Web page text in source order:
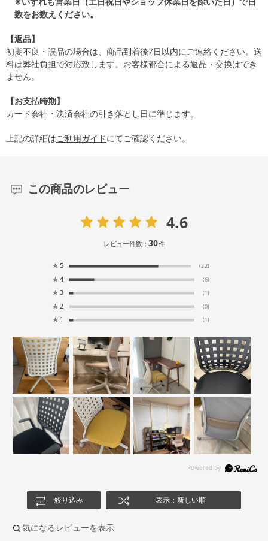
数をお数えください。
【返品】
初期不良・誤品の場合は、商品到着後7日以内にご連絡ください。送
料は弊社負担で対応致します。お客様都合による返品・交換はでき
ません。
【お支払時期】
カード会社・決済会社の引き落とし日に準じます。
上記の詳細はご利用ガイドにてご確認ください。
この商品のレビュー
4.6
レビュー件数：30件
★ 5 (22)
★ 4 (6)
★ 3 (1)
★ 2 (0)
★ 1 (1)
絞り込み 表示：新しい順
気になるレビューを表示